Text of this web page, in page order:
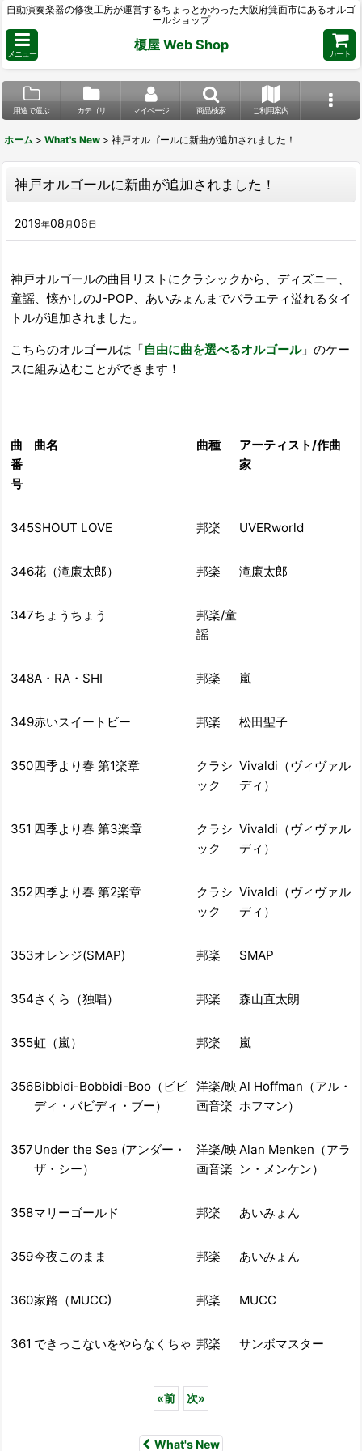
自動演奏楽器の修復工房が運営するちょっとかわった大阪府箕面市にあるオルゴ
ールショップ
メニュー
榎屋 Web Shop
カート
用途で選ぶ カテゴリ マイページ 商品検索 ご利用案内
ホーム > What's New > 神戸オルゴールに新曲が追加されました！
神戸オルゴールに新曲が追加されました！
2019年08 月06日
神戸オルゴールの曲目リストにクラシックから、ディズニー、
童謡、懐かしのJ-POP、あいみょんまでバラエティ溢れるタイ
トルが追加されました。
こちらのオルゴールは「自由に曲を選べるオルゴール」のケー
スに組み込むことができます！
曲
番
号
曲名 曲種
アーティスト/作曲
家
345SHOUT LOVE 邦楽 UVERworld
346花（滝廉太郎） 邦楽 滝廉太郎
347ちょうちょう
邦楽/童
謡
348A・RA・SHI 邦楽 嵐
349赤いスイートビー 邦楽 松田聖子
350四季より春 第1楽章
クラシ
ック
Vivaldi（ヴィヴァル
ディ）
351 四季より春 第3楽章
クラシ
ック
Vivaldi（ヴィヴァル
ディ）
352四季より春 第2楽章
クラシ
ック
Vivaldi（ヴィヴァル
ディ）
353オレンジ(SMAP) 邦楽 SMAP
354さくら（独唱） 邦楽 森山直太朗
355虹（嵐） 邦楽 嵐
356Bibbidi-Bobbidi-Boo（ビビ
ディ・バビディ・ブー）
洋楽/映
画音楽
Al Hoffman（アル・
ホフマン）
357Under the Sea (アンダー・
ザ・シー）
洋楽/映
画音楽
Alan Menken（アラ
ン・メンケン）
358マリーゴールド 邦楽 あいみょん
359今夜このまま 邦楽 あいみょん
360家路（MUCC) 邦楽 MUCC
361 できっこないをやらなくちゃ 邦楽 サンボマスター
«前 次»
What's New